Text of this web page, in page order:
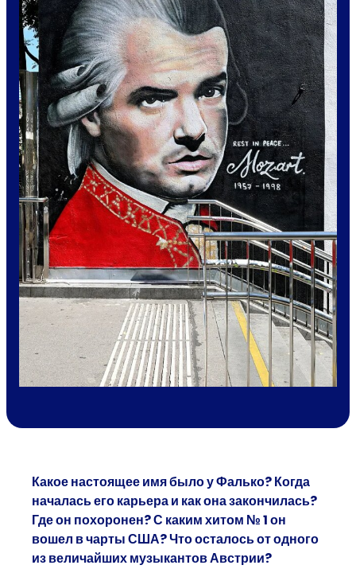
Какое настоящее имя было у Фалько? Когда
началась его карьера и как она закончилась?
Где он похоронен? С каким хитом № 1 он
вошел в чарты США? Что осталось от одного
из величайших музыкантов Австрии?